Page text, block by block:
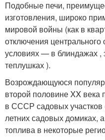
Подобные печи,
изготовления, широко
мировой войны (как в
отключения
условиях — в блиндажах ,
теплушках ).
Возрождающуюся
второй половине XX
в СССР садовых участков
летних садовых домиках,
топлива в некоторые